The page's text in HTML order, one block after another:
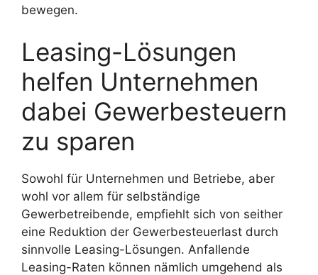
bewegen.
Leasing-Lösungen
helfen Unternehmen
dabei Gewerbesteuern
zu sparen
Sowohl für Unternehmen und Betriebe, aber
wohl vor allem für selbständige
Gewerbetreibende, empfiehlt sich von seither
eine Reduktion der Gewerbesteuerlast durch
sinnvolle Leasing-Lösungen. Anfallende
Leasing-Raten können nämlich umgehend als